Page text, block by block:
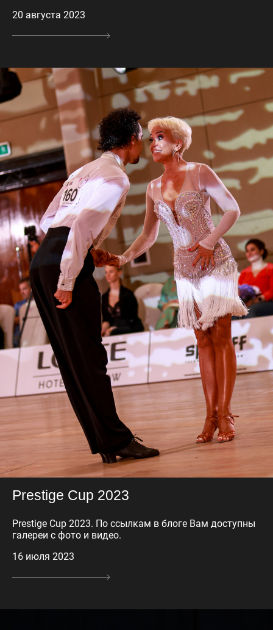
20 августа 2023
Prestige Cup 2023
Prestige Cup 2023. По ссылкам в блоге Вам доступны
галереи с фото и видео.
16 июля 2023